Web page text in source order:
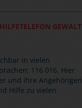
GEWALT
in vielen
116 016. Hier
und ihre Angehörigen
Hilfe zu vielen